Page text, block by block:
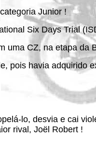
Junior !
Six Days Trial
uma CZ, na etapa da
pois havia adquirido
lo, desvia e cai
rival, Joël Robert !